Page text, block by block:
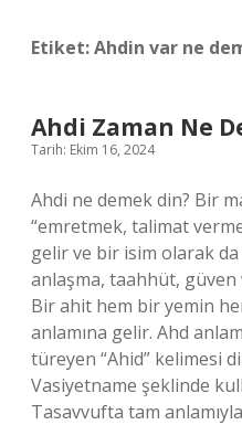
Etiket:Ahdin var ne
Ahdi Zaman Ne
Tarih: Ekim 16, 2024
Ahdi ne demek din? Bir
“emretmek, talimat
gelir ve bir isim olarak
anlaşma, taahhüt, güven
Bir ahit hem bir yemin
anlamına gelir. Ahd
türeyen “Ahid” kelimesi
Vasiyetname şeklinde
Tasavvufta tam